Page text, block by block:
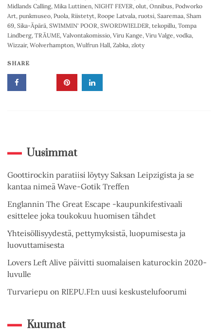
Midlands Calling, Mika Luttinen, NIGHT FEVER, olut, Onnibus, Podworko
Art, punkmuseo, Puola, Riistetyt, Roope Latvala, ruotsi, Saaremaa, Sham
69, Sika-Äpärä, SWIMMIN' POOR, SWORDWIELDER, tekopillu, Tompa
Lindberg, TRÄUME, Valvontakomissio, Viru Kange, Viru Valge, vodka,
Wizzair, Wolverhampton, Wulfrun Hall, Zabka, zloty
SHARE
Uusimmat
Goottirockin paratiisi löytyy Saksan Leipzigista ja se
kantaa nimeä Wave-Gotik Treffen
Englannin The Great Escape -kaupunkifestivaali
esittelee joka toukokuu huomisen tähdet
Yhteisöllisyydestä, pettymyksistä, luopumisesta ja
luovuttamisesta
Lovers Left Alive päivitti suomalaisen katurockin 2020-
luvulle
Turvariepu on RIEPU.FI:n uusi keskustelufoorumi
Kuumat